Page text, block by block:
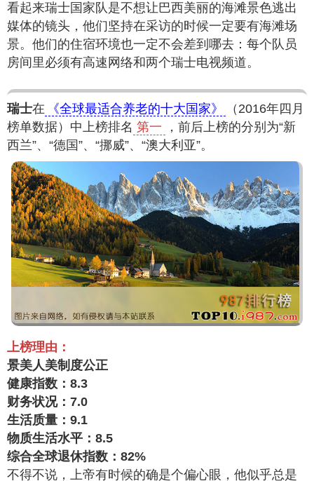
看起来瑞士国家队是不想让巴西美丽的海滩景色逃出
媒体的镜头，他们坚持在采访的时候一定要有海滩场
景。他们的住宿环境也一定不会差到哪去：每个队员
房间里必须有高速网络和两个瑞士电视频道。
瑞士在 《全球最适合养老的十大国家》
（2016年四月
榜单数据）中上榜排名 第一
，前后上榜的分别为“新
西兰”、“德国”、“挪威”、“澳大利亚”。
上榜理由：
景美人美制度公正
健康指数：8.3
财务状况：7.0
生活质量：9.1
物质生活水平：8.5
综合全球退休指数：82%
不得不说，上帝有时候的确是个偏心眼，他似乎总是